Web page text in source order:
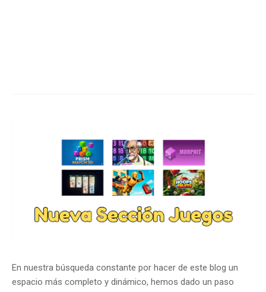
En nuestra búsqueda constante por hacer de este blog un
espacio más completo y dinámico, hemos dado un paso